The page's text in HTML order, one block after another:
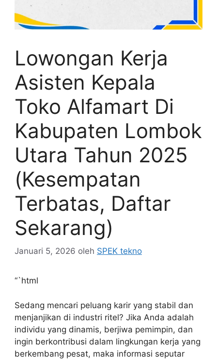
Lowongan Kerja
Asisten Kepala
Toko Alfamart Di
Kabupaten Lombok
Utara Tahun 2025
(Kesempatan
Terbatas, Daftar
Sekarang)
Januari 5, 2026 oleh SPEK tekno
“`html
Sedang mencari peluang karir yang stabil dan
menjanjikan di industri ritel? Jika Anda adalah
individu yang dinamis, berjiwa pemimpin, dan
ingin berkontribusi dalam lingkungan kerja yang
berkembang pesat, maka informasi seputar